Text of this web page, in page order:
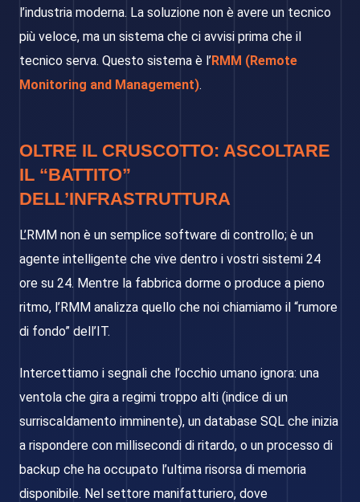
l’industria moderna. La soluzione non è avere un tecnico
più veloce, ma un sistema che ci avvisi prima che il
tecnico serva. Questo sistema è l’RMM (Remote
Monitoring and Management).
OLTRE IL CRUSCOTTO: ASCOLTARE
IL “BATTITO”
DELL’INFRASTRUTTURA
L’RMM non è un semplice software di controllo; è un
agente intelligente che vive dentro i vostri sistemi 24
ore su 24. Mentre la fabbrica dorme o produce a pieno
ritmo, l’RMM analizza quello che noi chiamiamo il “rumore
di fondo” dell’IT.
Intercettiamo i segnali che l’occhio umano ignora: una
ventola che gira a regimi troppo alti (indice di un
surriscaldamento imminente), un database SQL che inizia
a rispondere con millisecondi di ritardo, o un processo di
backup che ha occupato l’ultima risorsa di memoria
disponibile. Nel settore manifatturiero, dove